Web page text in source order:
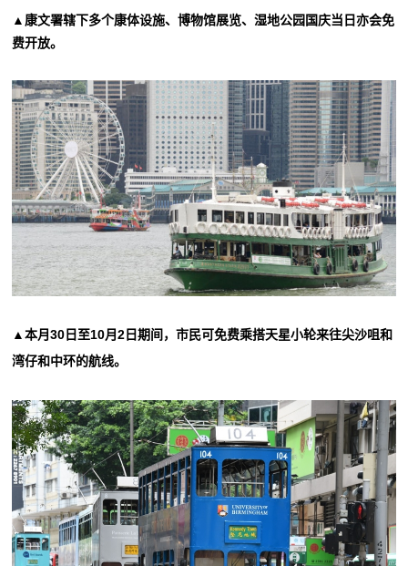
▲康文署辖下多个康体设施、博物馆展览、湿地公园国庆当日亦会免
费开放。
▲本月30日至10月2日期间，市民可免费乘搭天星小轮来往尖沙咀和
湾仔和中环的航线。